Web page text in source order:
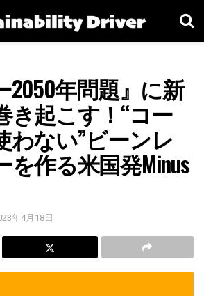
2050年問題』に新
き起こす！“コー
わない”ビーンレ
を作る米国発Minus
年4月18日